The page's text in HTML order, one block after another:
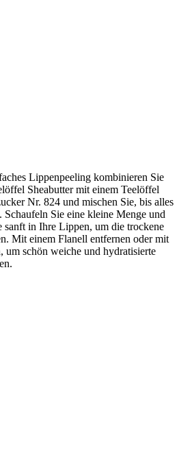
Lippenpeeling kombinieren Sie
Sheabutter mit einem Teelöffel
Nr. 824 und mischen Sie, bis alles
Schaufeln Sie eine kleine Menge und
sanft in Ihre Lippen, um die trockene
Mit einem Flanell entfernen oder mit
um schön weiche und hydratisierte